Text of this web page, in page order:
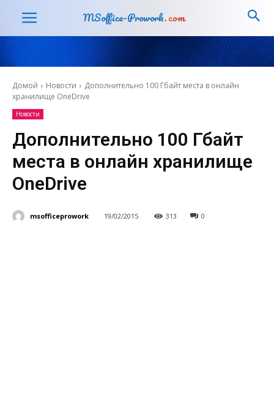
MSoffice-Prowork.com
Домой Новости
Дополнительно 100 Гбайт места в онлайн
хранилище OneDrive
Новости
Дополнительно 100 Гбайт
места в онлайн хранилище
OneDrive
msofficeprowork 19/02/2015 313 0